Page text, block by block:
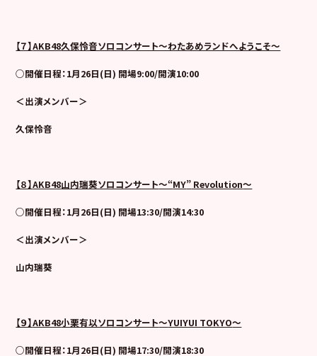
【７】AKB48久保怜音ソロコンサート～わたあめランドへようこそ～
○開催日程：1月26日(日) 開場9:00/開演10:00
＜出演メンバー＞
久保怜音
【８】AKB48山内瑞葵ソロコンサート～“MY” Revolution～
○開催日程：1月26日(日) 開場13:30/開演14:30
＜出演メンバー＞
山内瑞葵
【９】AKB48小栗有以ソロコンサート～YUIYUI TOKYO～
○開催日程：1月26日(日) 開場17:30/開演18:30